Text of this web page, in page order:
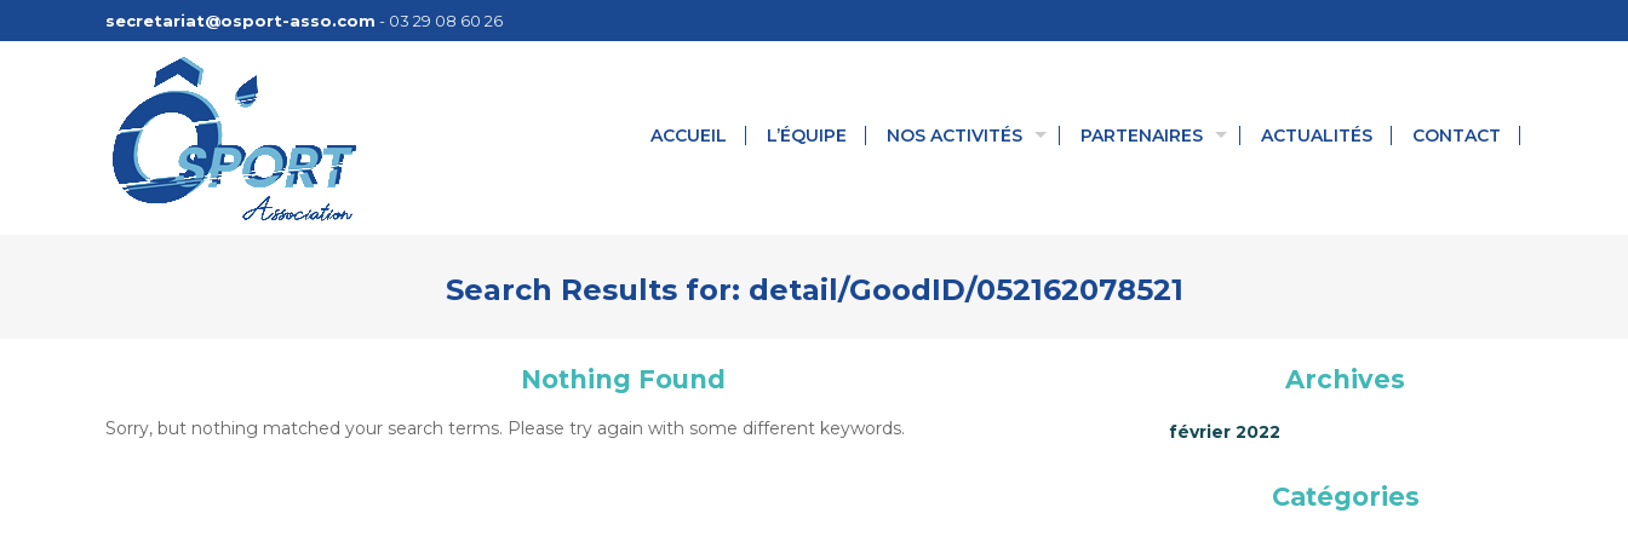
secretariat@osport-asso.com - 03 29 08 60 26
ACCUEIL L’ÉQUIPE NOS ACTIVITÉS PARTENAIRES ACTUALITÉS CONTACT
Search Results for: detail/GoodID/052162078521
Nothing Found
Sorry, but nothing matched your search terms. Please try again with some different keywords.
Archives
février 2022
Catégories